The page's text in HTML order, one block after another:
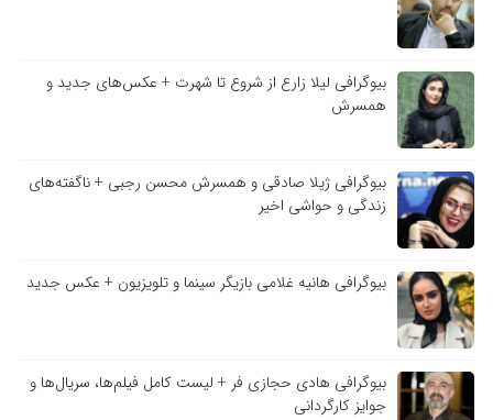
بیوگرافی لیلا زارع از شروع تا شهرت + عکس‌های جدید و
همسرش
بیوگرافی ژیلا صادقی و همسرش محسن رجبی + ناگفته‌های
زندگی و حواشی اخیر
بیوگرافی هانیه غلامی بازیگر سینما و تلویزیون + عکس جدید
بیوگرافی هادی حجازی فر + لیست کامل فیلم‌ها، سریال‌ها و
جوایز کارگردانی